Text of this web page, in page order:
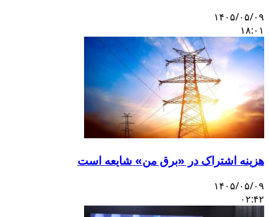
۱۴۰۵/۰۵/۰۹
۱۸:۰۱
هزینه اشتراک در «برق من» شایعه است
۱۴۰۵/۰۵/۰۹
۰۲:۴۲